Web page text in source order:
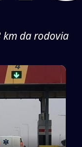
km da rodovia